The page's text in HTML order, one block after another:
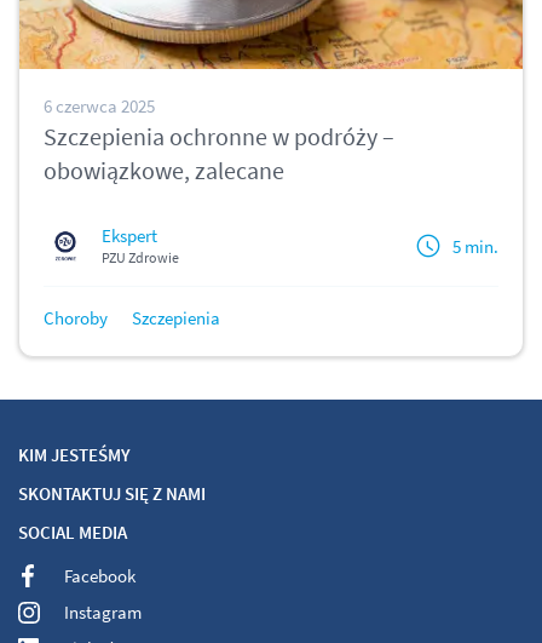
6 czerwca 2025
Szczepienia ochronne w podróży –
obowiązkowe, zalecane
Ekspert
PZU Zdrowie 5 min.
Choroby Szczepienia
KIM JESTEŚMY
SKONTAKTUJ SIĘ Z NAMI
SOCIAL MEDIA
Facebook
Instagram